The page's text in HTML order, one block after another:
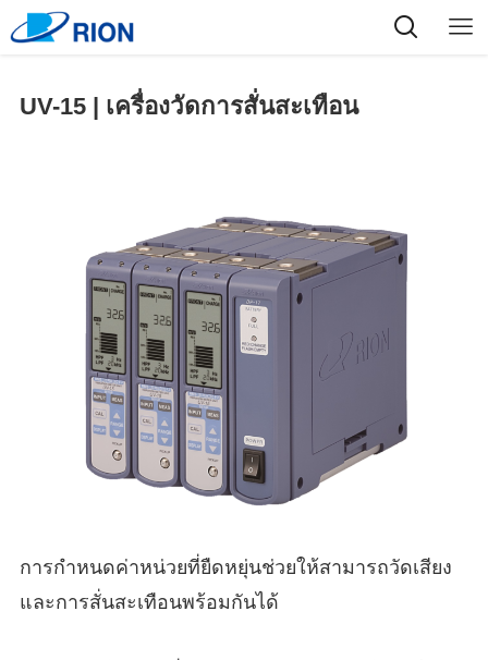
UV-15 | เครื่องวัดการสั่นสะเทือน
การกำหนดค่าหน่วยที่ยืดหยุ่นช่วยให้สามารถวัดเสียง
และการสั่นสะเทือนพร้อมกันได้